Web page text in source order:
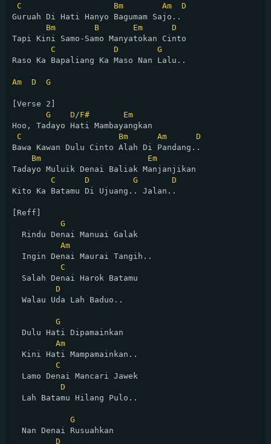
C
Bm Am
D
Guruah Di Hati Hanyo Bagumam Sajo..
Bm
B Em
D
Tapi Kini Samo-Samo Manyatokan Cinto
C
D
G
Raso Ka Bapaliang Ka Maso Nan Lalu..
Am D G
[Verse 2]
G
D /F#
Em
Hoo, Tadayo Hati Mambayangkan
C
Bm Am
D
Bawa Kawan Dulu Cinto Alah Di Pandang..
Bm
Em
Tadayo Muluik Denai Baliak Manjanjikan
C
D G
D
Kito Ka Batamu Di Ujuang.. Jalan..
[Reff]
G
  Rindu Denai Manuai Galak
Am
  Ingin Denai Maurai Tangih..
C
  Salah Denai Harok Batamu
D
  Walau Uda Lah Baduo..
G
  Dulu Hati Dipamainkan
Am
  Kini Hati Mampamainkan..
C
  Lamo Denai Mancari Jawek
D
  Lah Batamu Hilang Pulo..
G
  Nan Denai Rusuahkan
D